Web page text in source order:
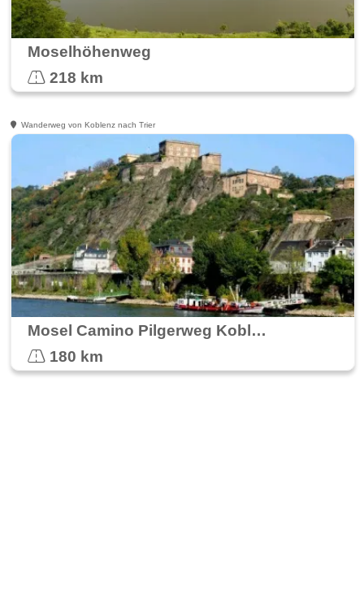
Moselhöhenweg
218 km
Wanderweg von Koblenz nach Trier
Mosel Camino Pilgerweg Koblenz nach Trier
180 km